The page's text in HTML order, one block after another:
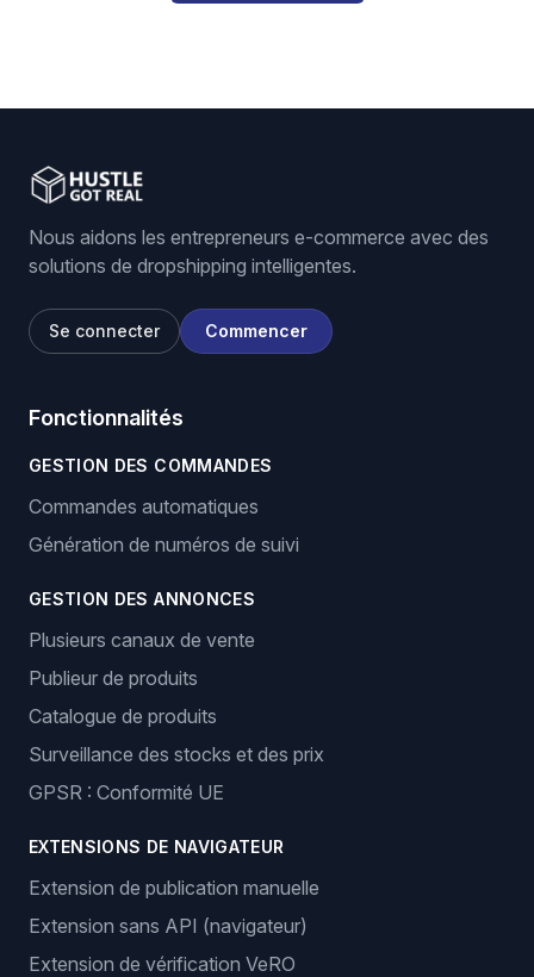
Nous aidons les entrepreneurs e-commerce avec des
solutions de dropshipping intelligentes.
Se connecter Commencer
Fonctionnalités
GESTION DES COMMANDES
Commandes automatiques
Génération de numéros de suivi
GESTION DES ANNONCES
Plusieurs canaux de vente
Publieur de produits
Catalogue de produits
Surveillance des stocks et des prix
GPSR : Conformité UE
EXTENSIONS DE NAVIGATEUR
Extension de publication manuelle
Extension sans API (navigateur)
Extension de vérification VeRO